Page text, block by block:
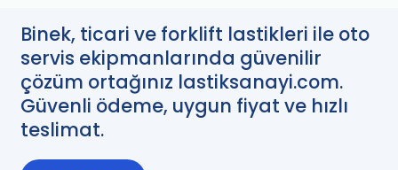
Binek, ticari ve forklift lastikleri ile oto
servis ekipmanlarında güvenilir
çözüm ortağınız lastiksanayi.com.
Güvenli ödeme, uygun fiyat ve hızlı
teslimat.